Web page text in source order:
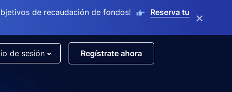
de recaudación de fondos!
Reserva tu
×
de sesión Regístrate ahora